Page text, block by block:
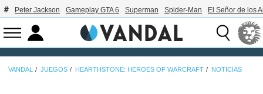
Peter Jackson Gameplay GTA 6 Superman Spider-Man El Señor de los
VANDAL JUEGOS HEARTHSTONE: HEROES OF WARCRAFT NOTICIAS